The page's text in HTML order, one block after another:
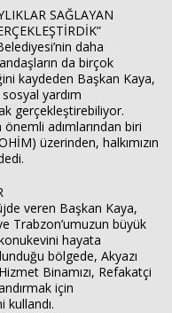
SAĞLAYAN
daha
da birçok
kaydeden Başkan Kaya,
yardım
gerçekleştirebiliyor.
adımlarından biri
üzerinden, halkımızın
veren Başkan Kaya,
Trabzon’umuzun büyük
hayata
bölgede, Akyazı
Binamızı, Refakatçi
için
kullandı.